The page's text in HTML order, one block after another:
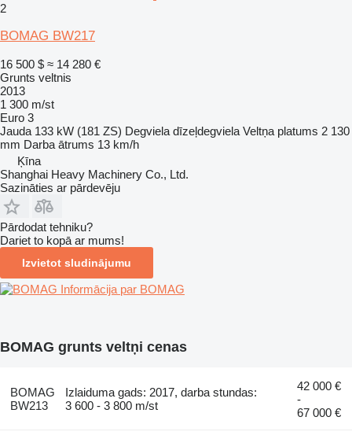
2
BOMAG BW217
16 500 $ ≈ 14 280 €
Grunts veltnis
2013
1 300 m/st
Euro 3
Jauda 133 kW (181 ZS) Degviela dīzeļdegviela Veltņa platums 2 130
mm Darba ātrums 13 km/h
Ķīna
Shanghai Heavy Machinery Co., Ltd.
Sazināties ar pārdevēju
Pārdodat tehniku?
Dariet to kopā ar mums!
Izvietot sludinājumu
Informācija par BOMAG
BOMAG grunts veltņi cenas
BOMAG
BW213
Izlaiduma gads: 2017, darba stundas:
3 600 - 3 800 m/st
42 000 €
-
67 000 €